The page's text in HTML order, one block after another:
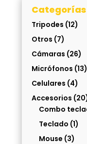
Tripodes (12)
Otros (7)
Cámaras (26)
Micrófonos (13)
Celulares (4)
Accesorios
Combo
Teclado (1)
Mouse (3)